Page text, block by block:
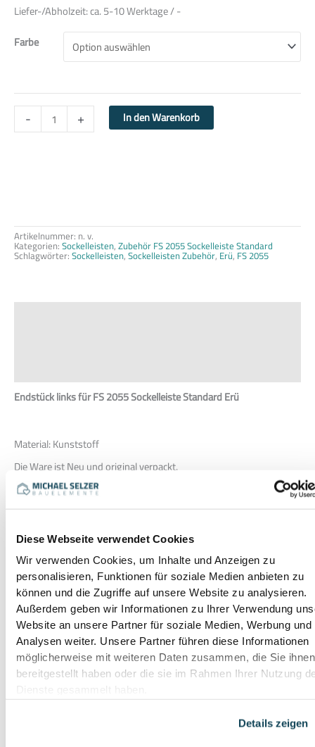
Diese Webseite verwendet Cookies
Wir verwenden Cookies, um Inhalte und Anzeigen zu
personalisieren, Funktionen für soziale Medien anbieten zu
können und die Zugriffe auf unsere Website zu analysieren.
Außerdem geben wir Informationen zu Ihrer Verwendung
Website an unsere Partner für soziale Medien, Werbung und
Analysen weiter. Unsere Partner führen diese Informationen
möglicherweise mit weiteren Daten zusammen, die Sie ihnen
bereitgestellt haben oder die sie im Rahmen Ihrer Nutzung
Details zeigen
Liefer-/Abholzeit:ca. 5-10 Werktage / -
Farbe
- + In den Warenkorb
Artikelnummer: n. v.
Kategorien:Sockelleisten,Zubehör FS 2055 Sockelleiste Standard
Schlagwörter:Sockelleisten,Sockelleisten Zubehör,Erü, FS 2055
Endstück links für FS 2055Sockelleiste StandardErü
Material: Kunststoff
Die Ware ist Neu und original verpackt.
Weitere Dekore und Erü Leisten sind auf Anfrage lieferbar bzw. in
unserem Shop erhältlich
Farbe Ahorn Kunststoff, Buche
Kunststoff, Eiche Kunststoff,
Kirschbaum Kunststoff, Weiß
Kunststoff, Weiß-Struktur
Kunststoff
Produktsicherheit
Herstellerinformationen
Erü Sockelleisten
Monika Guldenschuh